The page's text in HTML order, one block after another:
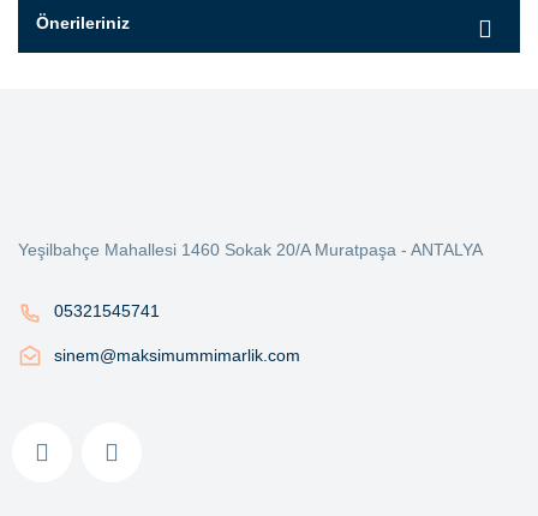
Önerileriniz
Yeşilbahçe Mahallesi 1460 Sokak 20/A Muratpaşa - ANTALYA
05321545741
sinem@maksimummimarlik.com